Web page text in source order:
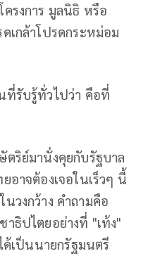
ครงการ มูลนิธิ หรือ
เกล้าโปรดกระหม่อม
ที่รับรู้ทั่วไปว่า คือที่
ริย์มานั่งคุยกับรัฐบาล
อาจต้องเจอในเร็วๆ นี้
วงกว้าง คำถามคือ
าธิปไตยอย่างที่ "เท้ง"
ด้เป็นนายกรัฐมนตรี